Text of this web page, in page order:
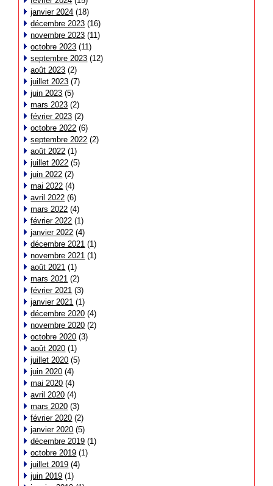
janvier 2024 (18)
décembre 2023 (16)
novembre 2023 (11)
octobre 2023 (11)
septembre 2023 (12)
août 2023 (2)
juillet 2023 (7)
juin 2023 (5)
mars 2023 (2)
février 2023 (2)
octobre 2022 (6)
septembre 2022 (2)
août 2022 (1)
juillet 2022 (5)
juin 2022 (2)
mai 2022 (4)
avril 2022 (6)
mars 2022 (4)
février 2022 (1)
janvier 2022 (4)
décembre 2021 (1)
novembre 2021 (1)
août 2021 (1)
mars 2021 (2)
février 2021 (3)
janvier 2021 (1)
décembre 2020 (4)
novembre 2020 (2)
octobre 2020 (3)
août 2020 (1)
juillet 2020 (5)
juin 2020 (4)
mai 2020 (4)
avril 2020 (4)
mars 2020 (3)
février 2020 (2)
janvier 2020 (5)
décembre 2019 (1)
octobre 2019 (1)
juillet 2019 (4)
juin 2019 (1)